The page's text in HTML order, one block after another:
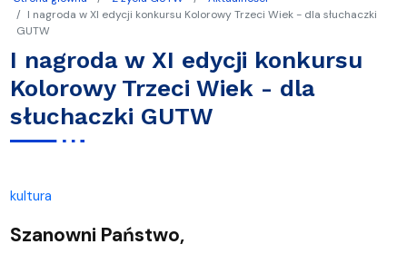
I nagroda w XI edycji konkursu Kolorowy Trzeci Wiek - dla słuchaczki
GUTW
I nagroda w XI edycji konkursu
Kolorowy Trzeci Wiek - dla
słuchaczki GUTW
kultura
Szanowni Państwo,